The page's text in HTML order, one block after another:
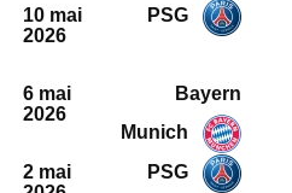
10 mai
2026
PSG
6 mai
2026
Bayern
Munich
2 mai
PSG